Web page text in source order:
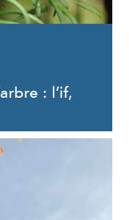
: l’if,